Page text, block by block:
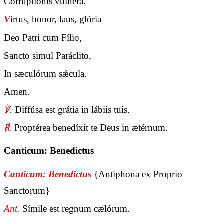
Virtus, honor, laus, glória
Deo Patri cum Fílio,
Sancto simul Paráclito,
In sæculórum sǽcula.
Amen.
℣. Diffúsa est grátia in lábiis tuis.
℟. Proptérea benedíxit te Deus in ætérnum.
Canticum: Benedictus
Canticum: Benedictus {Antiphona ex Proprio
Sanctorum}
Ant. Símile est regnum cælórum.